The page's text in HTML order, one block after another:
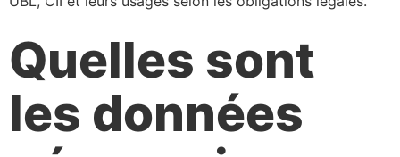
Quelles sont
les données